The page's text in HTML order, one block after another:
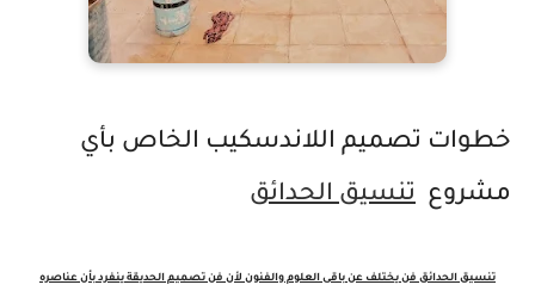
خطوات تصميم اللاندسكيب الخاص بأي
مشروع تنسيق الحدائق
تنسيق الحدائق فن يختلف عن باقى العلوم والفنون لأن فن تصميم الحديقة ينفرد بأن عناصره